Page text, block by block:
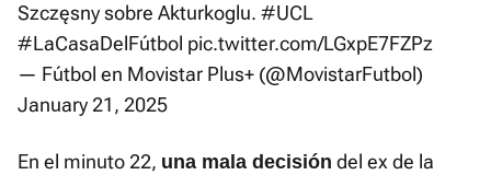
Szczęsny sobre Akturkoglu. #UCL
#LaCasaDelFútbol pic.twitter.com/LGxpE7FZPz
— Fútbol en Movistar Plus+ (@MovistarFutbol)
January 21, 2025
En el minuto 22, una mala decisión del ex de la